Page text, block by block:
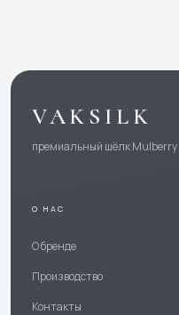
VAKSILK
премиальный шёлк Mulberry
О НАС
О бренде
Производство
Контакты